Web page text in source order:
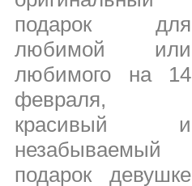
подарок для
любимой или
любимого на 14
февраля,
красивый и
незабываемый
подарок девушке